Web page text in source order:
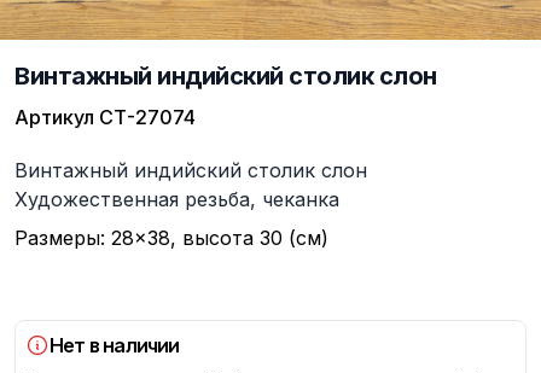
Винтажный индийский столик слон
Артикул СТ-27074
Описание
Винтажный индийский столик слон
Художественная резьба, чеканка
Размеры: 28×38, высота 30 (см)
Нет в наличии